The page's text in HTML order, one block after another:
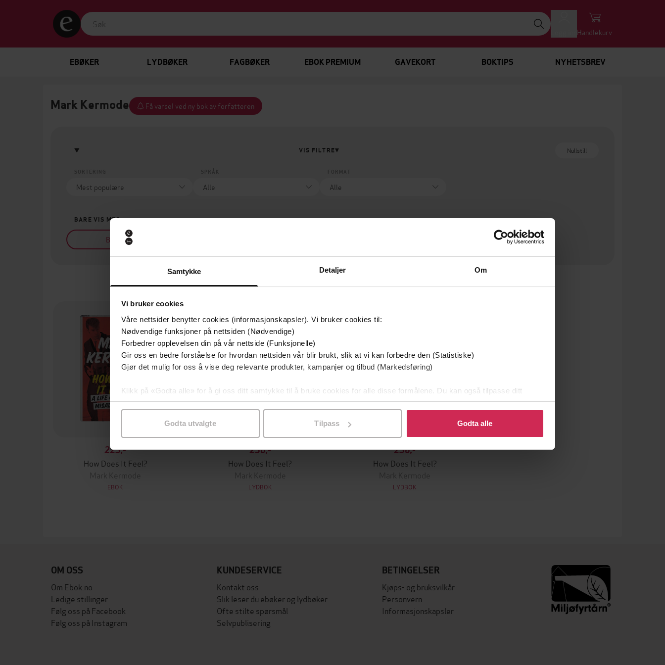
Samtykke Detaljer Om
Vi bruker cookies
Våre nettsider benytter cookies (informasjonskapsler). Vi bruker cookies til:
Nødvendige funksjoner på nettsiden (Nødvendige)
Forbedrer opplevelsen din på vår nettside (Funksjonelle)
Gir oss en bedre forståelse for hvordan nettsiden vår blir brukt, slik at vi kan forbedre den (Statistiske)
Gjør det mulig for oss å vise deg relevante produkter, kampanjer og tilbud (Markedsføring)
Klikk på «Godta alle» for å gi oss ditt samtykke til å bruke cookies for alle disse formålene. Du kan også tilpasse ditt
samtykke til spesifikke formål ved å klikke på «Tilpass». Du kan når som helst trekke tilbake eller endre ditt samtykke.
Godta utvalgte Tilpass Godta alle
Handlekurv
EBØKER LYDBØKER FAGBØKER EBOK PREMIUM GAVEKORT BOKTIPS NYHETSBREV
Mark Kermode Få varsel ved ny bok av forfatteren
VIS FILTRE Nullstill
BARE VIS MEG
Bøker på tilbud
225,-
How Does It Feel?
Mark Kermode
EBOK
236,-
How Does It Feel?
Mark Kermode
LYDBOK
236,-
How Does It Feel?
Mark Kermode
LYDBOK
OM OSS
Om Ebok.no
Ledige stillinger
Følg oss på Facebook
Følg oss på Instagram
KUNDESERVICE
Kontakt oss
Slik leser du ebøker og lydbøker
Ofte stilte spørsmål
Selvpublisering
BETINGELSER
Kjøps- og bruksvilkår
Personvern
Informasjonskapsler